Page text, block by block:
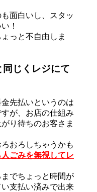
面白いし、スタッ
！
っと不自由しま
じくレジにて
先払いというのは
が、お店の仕組み
り待ちのお客さま
おろしちゃうかも
ごみを無視してレ
でちょっと時間が
支払い済みで出来